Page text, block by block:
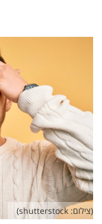
(צילום: shutterstock)